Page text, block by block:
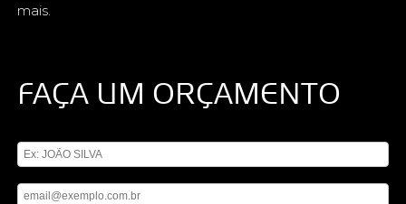
mais.
FAÇA UM ORÇAMENTO